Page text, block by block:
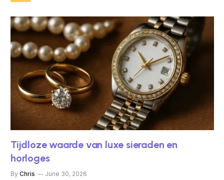
Tijdloze waarde van luxe sieraden en
horloges
By Chris June 30, 2026